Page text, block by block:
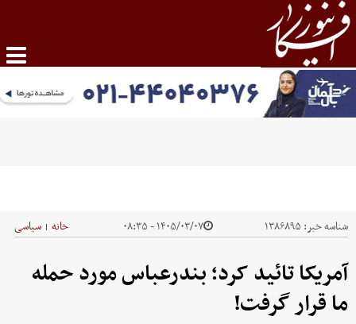
شناسه خبر: ۱۳۸۶۸۹۵ ۱۴۰۵/۰۳/۰۷ - ۰۸:۳۵ خانه | سیاسی
آمریکا تائید کرد؛ بندرعباس مورد حمله
ما قرار گرفت!